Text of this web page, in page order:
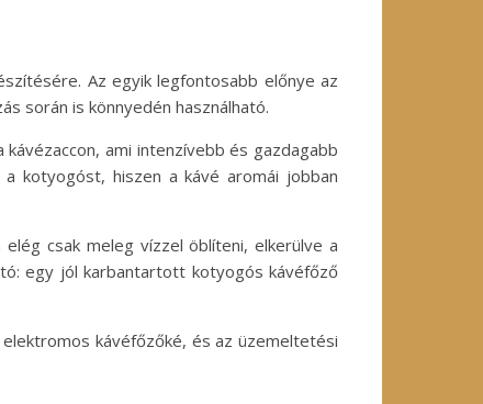
Az egyik legfontosabb előnye az
során is könnyedén használható.
ami intenzívebb és gazdagabb
kotyogóst, hiszen a kávé aromái jobban
csak meleg vízzel öblíteni, elkerülve a
egy jól karbantartott kotyogós kávéfőző
kávéfőzőké, és az üzemeltetési